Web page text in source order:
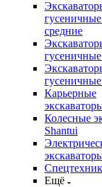
средние
Карьерные
Колесные
Shantui
Ещё